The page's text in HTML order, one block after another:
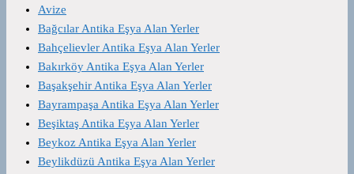
Avize
Bağcılar Antika Eşya Alan Yerler
Bahçelievler Antika Eşya Alan Yerler
Bakırköy Antika Eşya Alan Yerler
Başakşehir Antika Eşya Alan Yerler
Bayrampaşa Antika Eşya Alan Yerler
Beşiktaş Antika Eşya Alan Yerler
Beykoz Antika Eşya Alan Yerler
Beylikdüzü Antika Eşya Alan Yerler